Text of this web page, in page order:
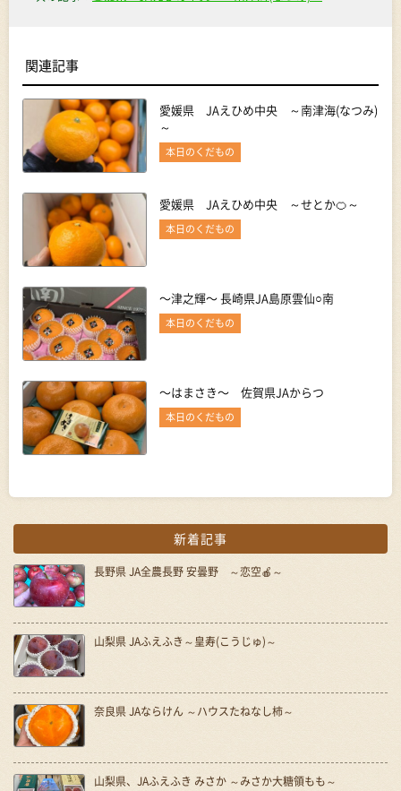
関連記事
愛媛県 JAえひめ中央 ～南津海(なつみ)
～
本日のくだもの
愛媛県 JAえひめ中央 ～せとか🍊～
本日のくだもの
〜津之輝〜 長崎県JA島原雲仙○南
本日のくだもの
〜はまさき〜 佐賀県JAからつ
本日のくだもの
新着記事
長野県 JA全農長野 安曇野 ～恋空🍎～
山梨県 JAふえふき～皇寿(こうじゅ)～
奈良県 JAならけん ～ハウスたねなし柿～
山梨県、JAふえふき みさか ～みさか大糖領もも～